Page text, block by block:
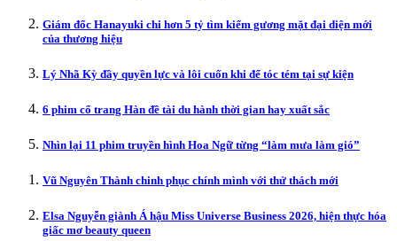
Giám đốc Hanayuki chi hơn 5 tỷ tìm kiếm gương mặt đại diện mới
của thương hiệu
Lý Nhã Kỳ đầy quyền lực và lôi cuốn khi để tóc tém tại sự kiện
6 phim cổ trang Hàn đề tài du hành thời gian hay xuất sắc
Nhìn lại 11 phim truyền hình Hoa Ngữ từng “làm mưa làm gió”
Vũ Nguyên Thành chinh phục chính mình với thử thách mới
Elsa Nguyễn giành Á hậu Miss Universe Business 2026, hiện thực hóa
giấc mơ beauty queen